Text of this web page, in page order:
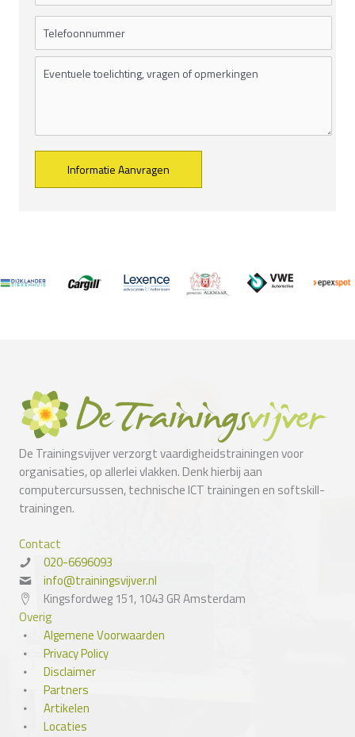
De Trainingsvijver verzorgt vaardigheidstrainingen voor
organisaties, op allerlei vlakken. Denk hierbij aan
computercursussen, technische ICT trainingen en softskill-
trainingen.
Contact
020-6696093
info@trainingsvijver.nl
Kingsfordweg 151, 1043 GR Amsterdam
Overig
Algemene Voorwaarden
Privacy Policy
Disclaimer
Partners
Artikelen
Locaties